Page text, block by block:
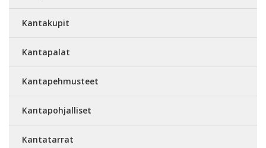
Kantakupit
Kantapalat
Kantapehmusteet
Kantapohjalliset
Kantatarrat